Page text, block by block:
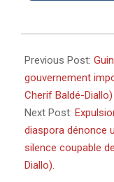
02-
04
Previous Post:
gouvernement
Cherif Baldé-Diallo)
Next Post:
diaspora dénonce
silence coupable
Diallo).